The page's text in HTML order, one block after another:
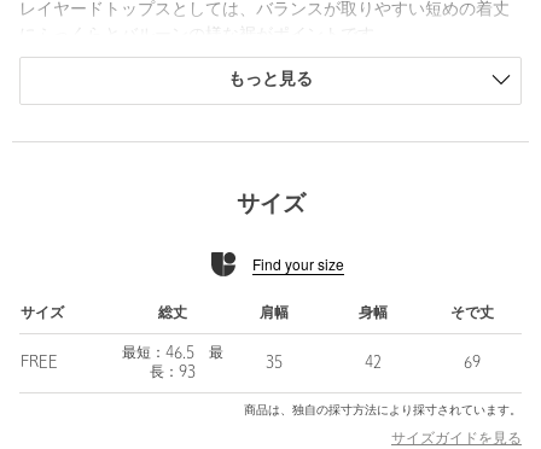
レイヤードトップスとしては、バランスが取りやすい短めの着丈
タンクトップ部分を下ろし、イレギュラーなチュニックワンピー
スとしても着用可能な2WAYアイテム。
のあるスタイリングに導きます。
柔らかで繊細な、極細番手の強撚糸を使用した素材を使用。
レイヤード風トップス、チュニックワンピースと着こなしのアレ
ンジが広がる一着。
カジュアルなデニムからマニッシュなワイドパンツ、女性らしい
スカートまでボトムバランスが取りやすく、
ジャケットやアウターのインナーとしても重宝いただける優秀ア
もっと見る
サイズ
Find your size
サイズ 総丈 肩幅 身幅 そで丈
FREE
最短：46.5 最
長：93
35 42 69
商品は、独自の採寸方法により採寸されています。
サイズガイドを見る